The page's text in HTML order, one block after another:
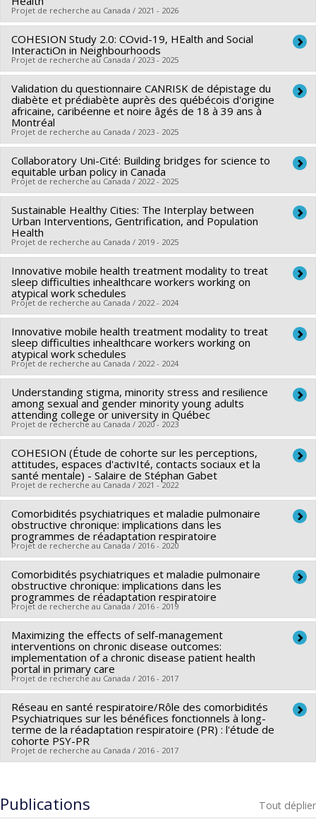
,Marlène Karam
Sources de financement : IRSC/Instituts de recherche en
santé du Canada
Programmes de subvention :
Projet
Projet de recherche au Canada / 2021 - 2026
Chercheur principal : Yan Kestens
Co-chercheurs : Grégory Moullec,
Winters,Margaret de Groh,Ruben Brondeel,Ahmed El-
Geneidy
Sources de financement :IRSC/Instituts de recherche en
santé du Canada
Programmes de subvention :PVXXXXXX-(PJT) Subvention
Projet
COHESION Study 2.0: COvid-19, HEalth and Social
InteractiOn in Neighbourhoods
Projet de recherche au Canada / 2023 - 2025
Chercheur principal : Grégory Moullec
Co-chercheurs : Yan Kestens,Bouchra Nasri,Guido
Simonelli,
Sources de financement :IRSC/Instituts de recherche en
santé du Canada
Programmes de subvention :PVXXXXXX-(PJT) Subvention
Projet
Validation du questionnaire CANRISK de dépistage du
diabète et prédiabète auprès des québécois d'origine
africaine, caribéenne et noire âgés de 18 à 39 ans à
Montréal
Projet de recherche au Canada / 2023 - 2025
Chercheur principal : Grégory Moullec
Sources de financement :Agence de santé publique du
Canada
Programmes de subvention :
Collaboratory Uni-Cité: Building bridges for science to
equitable urban policy in Canada
Projet de recherche au Canada / 2022 - 2025
Sources de financement :IRSC/Instituts de recherche en
santé du Canada
Programmes de subvention :PVXXXXXX-Subventions pour
réunion, planification et dissémination
Sustainable Healthy Cities: The Interplay between
Urban Interventions, Gentrification, and Population
Health
Projet de recherche au Canada / 2019 - 2025
Chercheur principal : Yan Kestens
Co-chercheurs : Grégory Moullec,Daniel Fuller ,Meghan
Winters ,Margaret de Groh,Ruben Brondeel
Geneidy
Sources de financement :IRSC/Instituts de recherche en
santé du Canada
Programmes de subvention :PVXXXXXX-(PJT) Subvention
Projet
Innovative mobile health treatment modality to treat
sleep difficulties inhealthcare workers working on
atypical work schedules
Projet de recherche au Canada / 2022 - 2024
Chercheur principal : Julie Carrier
Co-chercheurs : Grégory Moullec,Guido Simonelli
H. Bastien,Annie Vallières,Yvan Leanza
Sources de financement : SPIIE/Secrétariat des
programmes interorganismes à l’intention des
établissements
Programmes de subvention :PVXXXXXX-Fonds Nouvelles
frontières en recherche - Appels spéciaux
Innovative mobile health treatment modality to treat
sleep difficulties inhealthcare workers working on
atypical work schedules
Projet de recherche au Canada / 2022 - 2024
Chercheur principal : Julie Carrier
Co-chercheurs : Grégory Moullec,Guido Simonelli
H. Bastien,Annie Vallières,Yvan Leanza
Sources de financement : SPIIE/Secrétariat des
programmes interorganismes à l’intention des
établissements
Programmes de subvention :PVXXXXXX-Fonds Nouvelles
frontières en recherche - Appels spéciaux
Understanding stigma, minority stress and resilience
among sexual and gender minority young adults
attending college or university in Québec
Projet de recherche au Canada / 2020 - 2023
Chercheur principal : Olivier Ferlatte
Co-chercheurs : Katherine Frohlich,Grégory Moullec
Geneviève Gariépy,Jorge Florès-Aranda
Sources de financement :
CRSH/Conseil de recherches en
sciences humaines du Canada
Programmes de subvention :PV153480-Subventions de
développement Savoir
COHESION (Étude de cohorte sur les perceptions,
attitudes, espaces d'activIté, contacts sociaux et la
santé mentale) - Salaire de Stéphan Gabet
Projet de recherche au Canada / 2021 - 2022
Co-chercheurs : Yan Kestens ,Grégory Moullec
Sources de financement :Agence de santé publique du
Canada
Programmes de subvention :
Comorbidités psychiatriques et maladie pulmonaire
obstructive chronique: implications dans les
programmes de réadaptation respiratoire
Projet de recherche au Canada / 2016 - 2020
Chercheur principal : Grégory Moullec
Sources de financement :FRQS/Fonds de recherche du
Québec - Santé (FRSQ)
Programmes de subvention :PVXXXXXX-Bourse de
chercheur-boursier : Junior 1
Comorbidités psychiatriques et maladie pulmonaire
obstructive chronique: implications dans les
programmes de réadaptation respiratoire
Projet de recherche au Canada / 2016 - 2019
Chercheur principal : Grégory Moullec
Sources de financement :FRQS/Fonds de recherche du
Québec - Santé (FRSQ)
Programmes de subvention :PVXXXXXX-Établissement de
jeunes chercheurs Juniors 1
Maximizing the effects of self-management
interventions on chronic disease outcomes:
implementation of a chronic disease patient health
portal in primary care
Projet de recherche au Canada / 2016 - 2017
Chercheur principal : Sara Ahmed
Co-chercheurs : Normand Racine,Claudine Auger,Grégory
Moullec
Sources de financement :IRSC/Instituts de recherche en
Programmes de subvention :
Projet
Réseau en santé respiratoire/Rôle des comorbidités
Psychiatriques sur les bénéfices fonctionnels à long-
terme de la réadaptation respiratoire (PR) : l'étude de
cohorte PSY-PR
Projet de recherche au Canada / 2016 - 2017
Sources de financement :
Québec - Santé (FRSQ)
Publications Tout déplier